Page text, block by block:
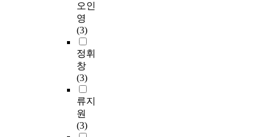
오인
영
(3)
정휘
창
(3)
류지
원
(3)